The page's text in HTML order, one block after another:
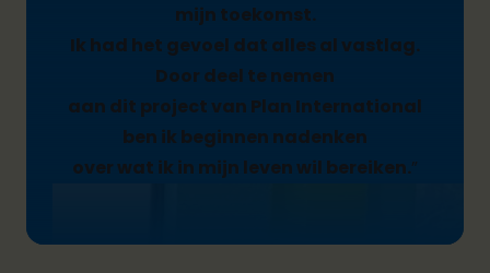
mijn toekomst.
Ik had het gevoel dat alles al vastlag.
Door deel te nemen
aan dit project van Plan International
ben ik beginnen nadenken
over wat ik in mijn leven wil bereiken.”